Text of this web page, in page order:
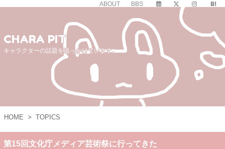
ABOUT BBS
CHARA PIT
キャラクターの話題を追っかけています。
HOME > TOPICS
第15回文化庁メディア芸術祭に行ってきた